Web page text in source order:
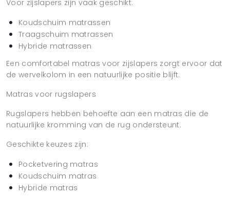
Voor zijslapers zijn vaak geschikt:
Koudschuim matrassen
Traagschuim matrassen
Hybride matrassen
Een comfortabel matras voor zijslapers zorgt ervoor dat
de wervelkolom in een natuurlijke positie blijft.
Matras voor rugslapers
Rugslapers hebben behoefte aan een matras die de
natuurlijke kromming van de rug ondersteunt.
Geschikte keuzes zijn:
Pocketvering matras
Koudschuim matras
Hybride matras